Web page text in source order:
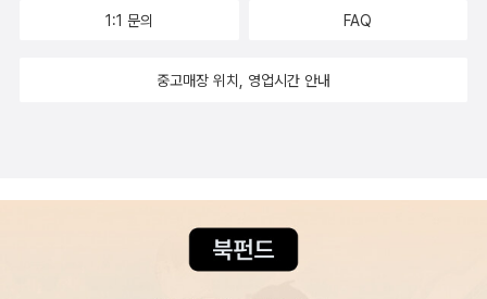
가 될 것이다. 독자들이 저자의 바람처럼 시민과 생활이 결합된 생활
1:1 문의 FAQ
중고매장 위치, 영업시간 안내